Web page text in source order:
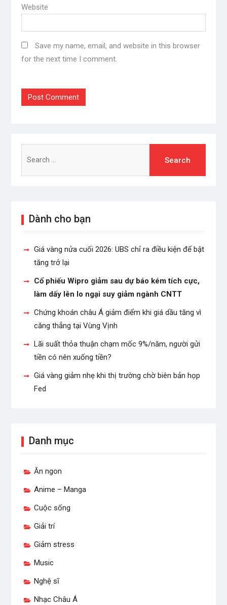
Website
Save my name, email, and website in this browser
for the next time I comment.
for:
Dành cho bạn
Giá vàng nửa cuối 2026: UBS chỉ ra điều kiện để bật
tăng trở lại
Cổ phiếu Wipro giảm sau dự báo kém tích cực,
làm dấy lên lo ngại suy giảm ngành CNTT
Chứng khoán châu Á giảm điểm khi giá dầu tăng vì
căng thẳng tại Vùng Vịnh
Lãi suất thỏa thuận chạm mốc 9%/năm, người gửi
tiền có nên xuống tiền?
Giá vàng giảm nhẹ khi thị trường chờ biên bản họp
Fed
Danh mục
Ăn ngon
Anime – Manga
Cuộc sống
Giải trí
Giảm stress
Music
Nghệ sĩ
Nhạc Châu Á